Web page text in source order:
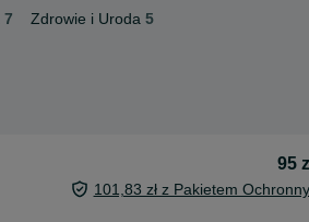
7 Zdrowie i Uroda 5
95
101,83 zł z Pakietem